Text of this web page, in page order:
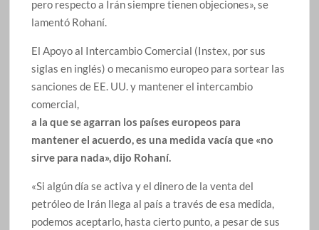
pero respecto a Irán siempre tienen objeciones», se
lamentó Rohaní.
El Apoyo al Intercambio Comercial (Instex, por sus
siglas en inglés) o mecanismo europeo para sortear las
sanciones de EE. UU. y mantener el intercambio
comercial,
a la que se agarran los países europeos para
mantenerel acuerdo, es una medida vacía que «no
sirve para nada», dijo Rohaní.
«Si algún día se activa y el dinero de la venta del
petróleo de Irán llega al país a través de esa medida,
podemos aceptarlo, hasta cierto punto, a pesar de sus